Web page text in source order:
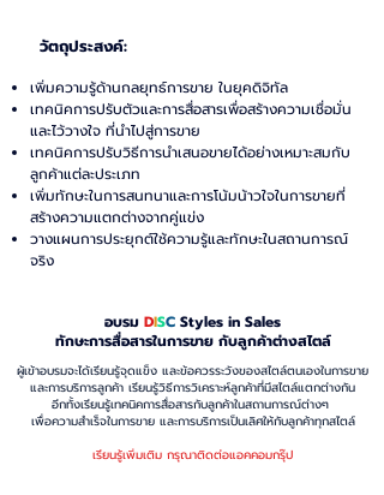
วัตถุประสงค์:
เพิ่มความรู้ด้านกลยุทธ์การขาย ในยุคดิจิทัล
เทคนิคการปรับตัวและการสื่อสารเพื่อสร้างความเชื่อมั่น
และไว้วางใจ ที่นำไปสู่การขาย
เทคนิคการปรับวิธีการนำเสนอขายได้อย่างเหมาะสมกับ
ลูกค้าแต่ละประเภท
เพิ่มทักษะในการสนทนาและการโน้มน้าวใจในการขายที่
สร้างความแตกต่างจากคู่แข่ง
วางแผนการประยุกต์ใช้ความรู้และทักษะในสถานการณ์
จริง
อบรม DISC Styles in Sales
ทักษะการสื่อสารในการขาย กับลูกค้าต่างสไตล์
ผู้เข้าอบรมจะได้เรียนรู้จุดแข็ง และข้อควรระวังของสไตล์ตนเองในการขาย
และการบริการลูกค้า เรียนรู้วิธีการวิเคราะห์ลูกค้าที่มีสไตล์แตกต่างกัน
อีกทั้งเรียนรู้เทคนิคการสื่อสารกับลูกค้าในสถานการณ์ต่างๆ
เพื่อความสำเร็จในการขาย และการบริการเป็นเลิศให้กับลูกค้าทุกสไตล์
เรียนรู้เพิ่มเติม กรุณาติดต่อแอคคอมกรุ๊ป